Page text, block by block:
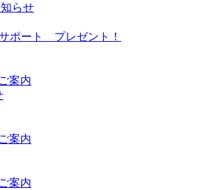
らせ
ポート プレゼント！
案内
案内
案内